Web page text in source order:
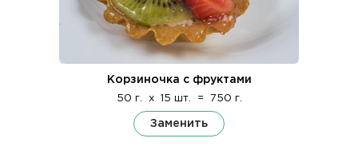
Корзиночка с фруктами
50 г. x 15 шт. = 750 г.
Заменить